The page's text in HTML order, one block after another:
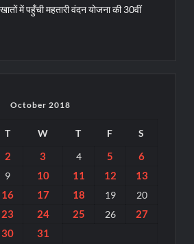
में पहुँची महतारी वंदन योजना की 30वीं
October 2018
T W T F S
2 3 4 5 6
9 10 11 12
13
16 17 18 19 20
23 24 25 26
27
30 31